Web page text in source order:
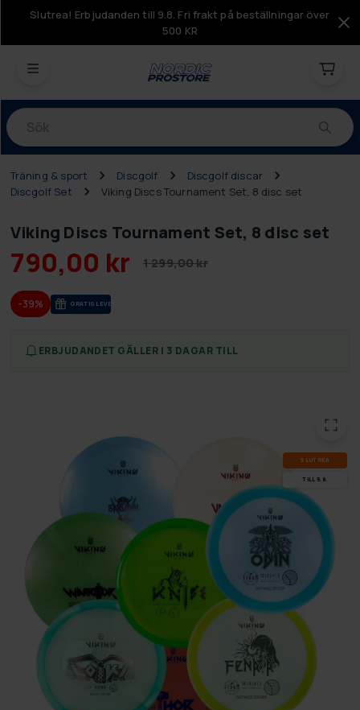
Slutrea! Erbjudanden till 9.8. Fri frakt på beställningar över
500 KR
Produkter
Träning & sport Discgolf
Discgolf discar
Discgolf Set
Viking Discs Tournament Set, 8 disc set
Viking Discs Tournament Set, 8 disc set
790,00 kr 1 299,00 kr
-39% GRA­TIS LE­VE­RANS
ERBJUDANDET GÄLLER I 3 DAGAR TILL
SLUT­REA
TILL 9.8.